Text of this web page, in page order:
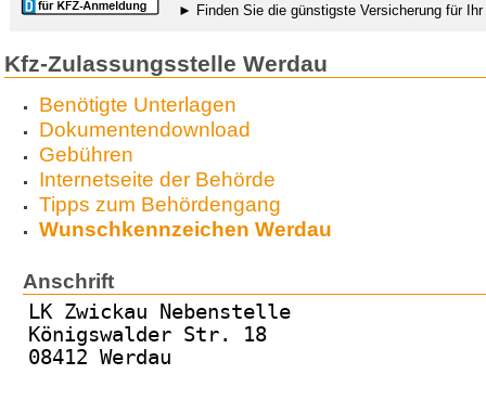
► Finden Sie die günstigste Versicherung für
Kfz-Zulassungsstelle Werdau
Benötigte Unterlagen
Dokumentendownload
Gebühren
Internetseite der Behörde
Tipps zum Behördengang
Wunschkennzeichen Werdau
Anschrift
LK Zwickau Nebenstelle
Königswalder Str. 18
08412 Werdau